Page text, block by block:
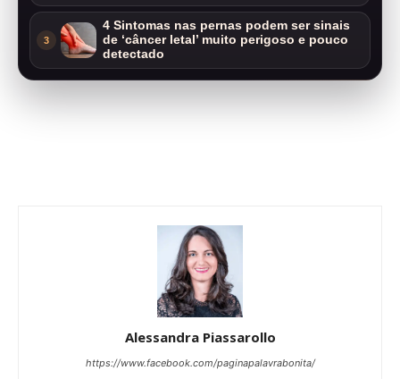
3
4 Sintomas nas pernas podem ser sinais
de ‘câncer letal’ muito perigoso e pouco
detectado
Alessandra Piassarollo
https://www.facebook.com/paginapalavrabonita/